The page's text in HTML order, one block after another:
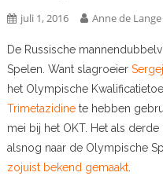
juli 1, 2016 Anne de Lange
De Russische
Spelen. Want slagroeier
het Olympische
Trimetazidinete hebben
mei bij het OKT. Het als
alsnog naar de Olympische
zojuist bekend gemaakt.